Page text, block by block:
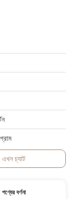
এখন চ্যাট
পণ্যের বর্ণনা